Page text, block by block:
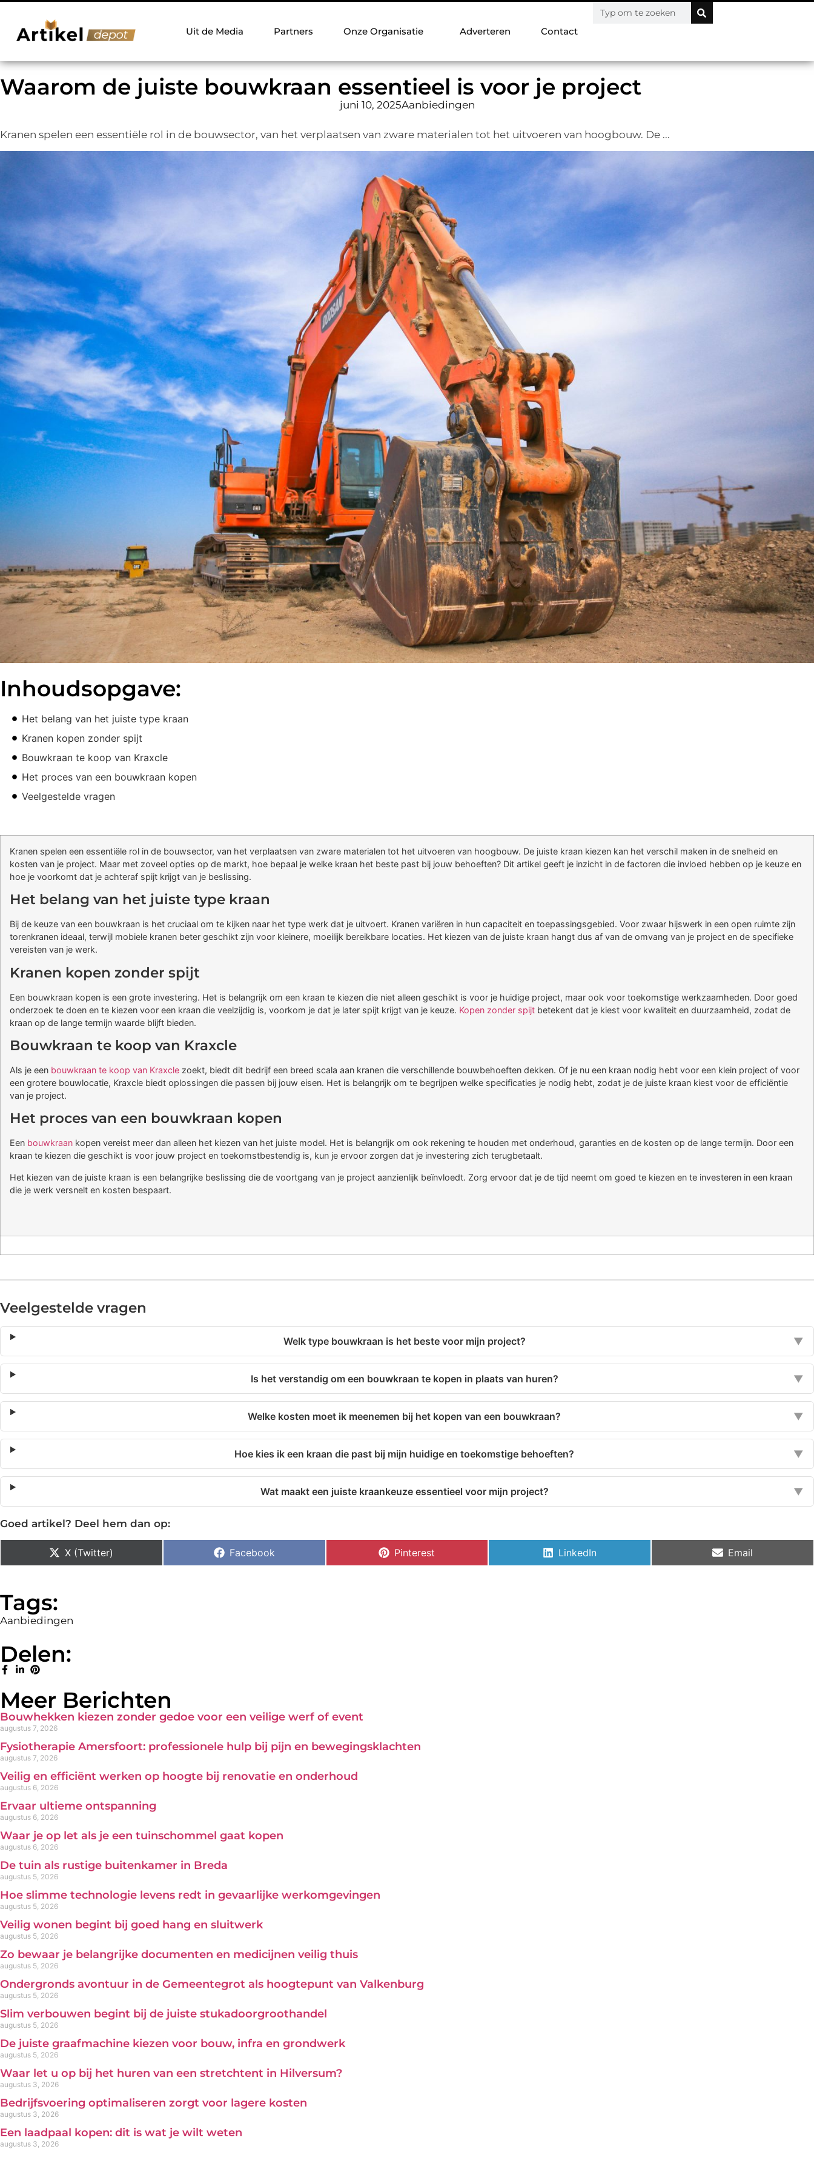
Uit de Media Partners Onze Organisatie Adverteren Contact
Waarom de juiste bouwkraan essentieel is voor je project
juni 10, 2025Aanbiedingen
Kranen spelen een essentiële rol in de bouwsector, van het verplaatsen van zware materialen tot het uitvoeren van hoogbouw. De ...
Inhoudsopgave:
Het belang van het juiste type kraan
Kranen kopen zonder spijt
Bouwkraan te koop van Kraxcle
Het proces van een bouwkraan kopen
Veelgestelde vragen
Kranen spelen een essentiële rol in de bouwsector, van het verplaatsen van zware materialen tot het uitvoeren van hoogbouw. De juiste kraan kiezen kan het verschil maken in de snelheid en
kosten van je project. Maar met zoveel opties op de markt, hoe bepaal je welke kraan het beste past bij jouw behoeften? Dit artikel geeft je inzicht in de factoren die invloed hebben op je keuze en
hoe je voorkomt dat je achteraf spijt krijgt van je beslissing.
Het belang van het juiste type kraan
Bij de keuze van een bouwkraan is het cruciaal om te kijken naar het type werk dat je uitvoert. Kranen variëren in hun capaciteit en toepassingsgebied. Voor zwaar hijswerk in een open ruimte zijn
torenkranen ideaal, terwijl mobiele kranen beter geschikt zijn voor kleinere, moeilijk bereikbare locaties. Het kiezen van de juiste kraan hangt dus af van de omvang van je project en de specifieke
vereisten van je werk.
Kranen kopen zonder spijt
Een bouwkraan kopen is een grote investering. Het is belangrijk om een kraan te kiezen die niet alleen geschikt is voor je huidige project, maar ook voor toekomstige werkzaamheden. Door goed
onderzoek te doen en te kiezen voor een kraan die veelzijdig is, voorkom je dat je later spijt krijgt van je keuze. Kopen zonder spijt betekent dat je kiest voor kwaliteit en duurzaamheid, zodat de
kraan op de lange termijn waarde blijft bieden.
Bouwkraan te koop van Kraxcle
Als je een bouwkraan te koop van Kraxcle zoekt, biedt dit bedrijf een breed scala aan kranen die verschillende bouwbehoeften dekken. Of je nu een kraan nodig hebt voor een klein project of voor
een grotere bouwlocatie, Kraxcle biedt oplossingen die passen bij jouw eisen. Het is belangrijk om te begrijpen welke specificaties je nodig hebt, zodat je de juiste kraan kiest voor de efficiëntie
van je project.
Het proces van een bouwkraan kopen
Een bouwkraan kopen vereist meer dan alleen het kiezen van het juiste model. Het is belangrijk om ook rekening te houden met onderhoud, garanties en de kosten op de lange termijn. Door een
kraan te kiezen die geschikt is voor jouw project en toekomstbestendig is, kun je ervoor zorgen dat je investering zich terugbetaalt.
Het kiezen van de juiste kraan is een belangrijke beslissing die de voortgang van je project aanzienlijk beïnvloedt. Zorg ervoor dat je de tijd neemt om goed te kiezen en te investeren in een kraan
die je werk versnelt en kosten bespaart.
Veelgestelde vragen
Welk type bouwkraan is het beste voor mijn project? ▼
Is het verstandig om een bouwkraan te kopen in plaats van huren? ▼
Welke kosten moet ik meenemen bij het kopen van een bouwkraan? ▼
Hoe kies ik een kraan die past bij mijn huidige en toekomstige behoeften? ▼
Wat maakt een juiste kraankeuze essentieel voor mijn project? ▼
Goed artikel? Deel hem dan op:
X (Twitter) Facebook Pinterest LinkedIn Email
Tags:
Aanbiedingen
Delen:
Meer Berichten
Bouwhekken kiezen zonder gedoe voor een veilige werf of event
augustus 7, 2026
Fysiotherapie Amersfoort: professionele hulp bij pijn en bewegingsklachten
augustus 7, 2026
Veilig en efficiënt werken op hoogte bij renovatie en onderhoud
augustus 6, 2026
Ervaar ultieme ontspanning
augustus 6, 2026
Waar je op let als je een tuinschommel gaat kopen
augustus 6, 2026
De tuin als rustige buitenkamer in Breda
augustus 5, 2026
Hoe slimme technologie levens redt in gevaarlijke werkomgevingen
augustus 5, 2026
Veilig wonen begint bij goed hang en sluitwerk
augustus 5, 2026
Zo bewaar je belangrijke documenten en medicijnen veilig thuis
augustus 5, 2026
Ondergronds avontuur in de Gemeentegrot als hoogtepunt van Valkenburg
augustus 5, 2026
Slim verbouwen begint bij de juiste stukadoorgroothandel
augustus 5, 2026
De juiste graafmachine kiezen voor bouw, infra en grondwerk
augustus 5, 2026
Waar let u op bij het huren van een stretchtent in Hilversum?
augustus 3, 2026
Bedrijfsvoering optimaliseren zorgt voor lagere kosten
augustus 3, 2026
Een laadpaal kopen: dit is wat je wilt weten
augustus 3, 2026